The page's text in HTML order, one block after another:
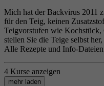
Mich hat der Backvirus 2011
für den Teig, keinen
Teigvorstufen wie Kochstück,
stellen Sie die Teige selbst
Alle Rezepte und Info-
4 Kurse anzeigen
mehr laden